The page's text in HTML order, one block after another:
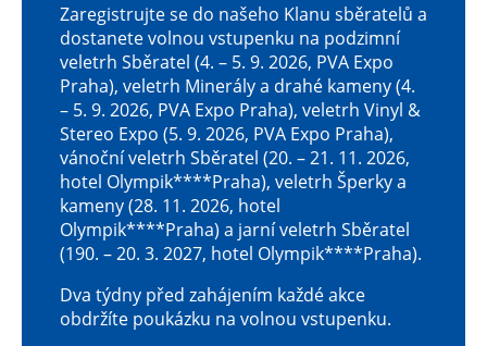
Zaregistrujte se do našeho Klanu sběratelů a
dostanete volnou vstupenku na podzimní
veletrh Sběratel (4. – 5. 9. 2026, PVA Expo
Praha), veletrh Minerály a drahé kameny (4.
– 5. 9. 2026, PVA Expo Praha), veletrh Vinyl &
Stereo Expo (5. 9. 2026, PVA Expo Praha),
vánoční veletrh Sběratel (20. – 21. 11. 2026,
hotel Olympik****Praha), veletrh Šperky a
kameny (28. 11. 2026, hotel
Olympik****Praha) a jarní veletrh Sběratel
(190. – 20. 3. 2027, hotel Olympik****Praha).
Dva týdny před zahájením každé akce
obdržíte poukázku na volnou vstupenku.